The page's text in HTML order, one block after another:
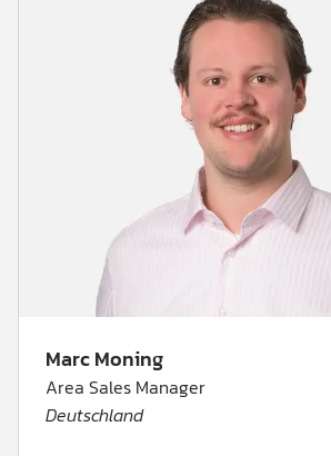
Marc Moning
Area Sales Manager
Deutschland